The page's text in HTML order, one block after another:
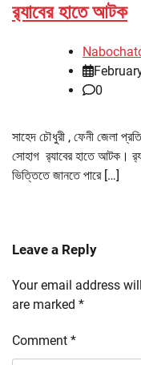
র‌্যাবের হাতে আটক
0
সাহেদ চৌধুরী , ফেনী জেলা
সোহাগ র‌্যাবের হাতে আটক।
ভিত্তিতে জানতে পারে […]
Leave a Reply
Your email address
are marked *
Comment *